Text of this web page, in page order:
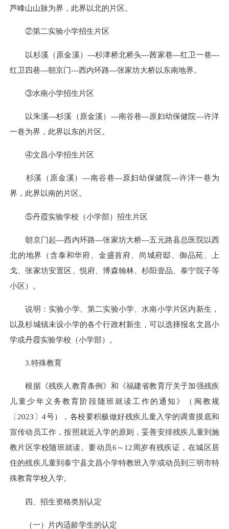
芦峰山山脉为界，此界以北的片区。
②第二实验小学招生片区
以杉溪（原金溪）---杉津桥北桥头---茜家巷---红卫一巷---
红卫四巷---朝京门---西内环路---张家坊大桥以东南地界。
③水南小学招生片区
以朱溪---杉溪（原金溪）---南谷巷---原妇幼保健院---许洋
一巷为界，此界以东的片区。
④文昌小学招生片区
杉溪（原金溪）---南谷巷---原妇幼保健院---许洋一巷为
界，此界以南的片区。
⑤丹霞实验学校（小学部）招生片区
朝京门起---西内环路---张家坊大桥---五元路县总医院以西
北的地界（含泰和华府、金盛首府、尚城府邸、御品苑、上
戈、张家坊安置区、悦府、博森翰林、杉阳壹品、泰宁院子等
小区）。
说明：实验小学、第二实验小学、水南小学片区内新生，
以及杉城镇未设小学的各个行政村新生，可以选择报名文昌小
学或丹霞实验学校（小学部）。
3.特殊教育
根据《残疾人教育条例》和《福建省教育厅关于加强残疾
儿童少年义务教育阶段随班就读工作的通知》（闽教规
〔2023〕4号），各校要积极做好残疾儿童入学的调查摸底和
宣传动员工作，按照就近入学的原则，妥善安排残疾儿童到施
教片区学校随班就读。要动员6～12周岁有残疾证，在城区居
住的残疾儿童到泰宁县文昌小学特教班入学或动员到三明市特
殊教育学校入学。
四、招生资格类别认定
（一）片内适龄学生的认定